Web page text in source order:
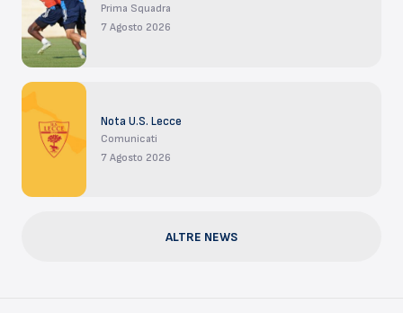
Prima Squadra
7 Agosto 2026
Nota U.S. Lecce
Comunicati
7 Agosto 2026
ALTRE NEWS